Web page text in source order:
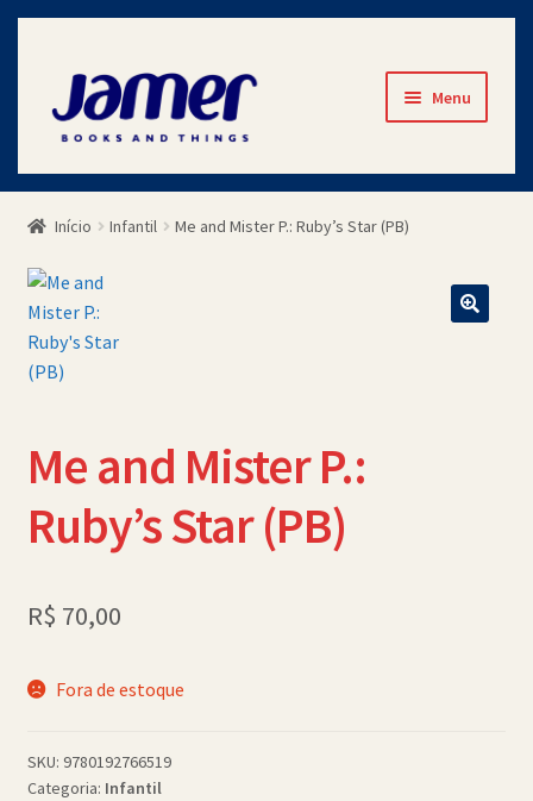
Pular
para
navegação
Pular
para
conteúdo
Menu
Início
Avaliações
Checkout
Minha Conta
Política de Cookies (BR)
Quem Somos
SCHOLASTICBOOKCLUB
Início Infantil Me and Mister P.: Ruby’s Star (PB)
Me and Mister P.:
Ruby’s Star (PB)
R$ 70,00
Fora de estoque
SKU: 9780192766519
Categoria: Infantil